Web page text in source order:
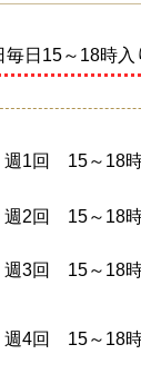
毎日15～18時入
週1回 15～18
週2回 15～18
週3回 15～18
週4回 15～18